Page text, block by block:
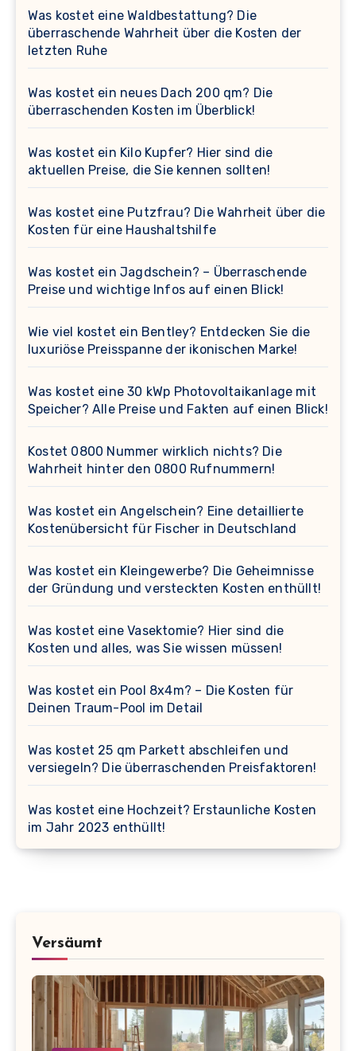
Was kostet eine Waldbestattung? Die
überraschende Wahrheit über die Kosten der
letzten Ruhe
Was kostet ein neues Dach 200 qm? Die
überraschenden Kosten im Überblick!
Was kostet ein Kilo Kupfer? Hier sind die
aktuellen Preise, die Sie kennen sollten!
Was kostet eine Putzfrau? Die Wahrheit über die
Kosten für eine Haushaltshilfe
Was kostet ein Jagdschein? – Überraschende
Preise und wichtige Infos auf einen Blick!
Wie viel kostet ein Bentley? Entdecken Sie die
luxuriöse Preisspanne der ikonischen Marke!
Was kostet eine 30 kWp Photovoltaikanlage mit
Speicher? Alle Preise und Fakten auf einen Blick!
Kostet 0800 Nummer wirklich nichts? Die
Wahrheit hinter den 0800 Rufnummern!
Was kostet ein Angelschein? Eine detaillierte
Kostenübersicht für Fischer in Deutschland
Was kostet ein Kleingewerbe? Die Geheimnisse
der Gründung und versteckten Kosten enthüllt!
Was kostet eine Vasektomie? Hier sind die
Kosten und alles, was Sie wissen müssen!
Was kostet ein Pool 8x4m? – Die Kosten für
Deinen Traum-Pool im Detail
Was kostet 25 qm Parkett abschleifen und
versiegeln? Die überraschenden Preisfaktoren!
Was kostet eine Hochzeit? Erstaunliche Kosten
im Jahr 2023 enthüllt!
Versäumt